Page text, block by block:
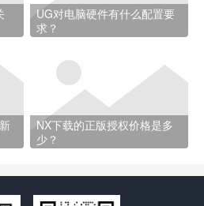
UG对电脑硬件有什么配置要
求？
NX下载的正版授权价格是多
少？